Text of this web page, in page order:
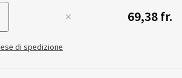
69,38 fr.
di spedizione